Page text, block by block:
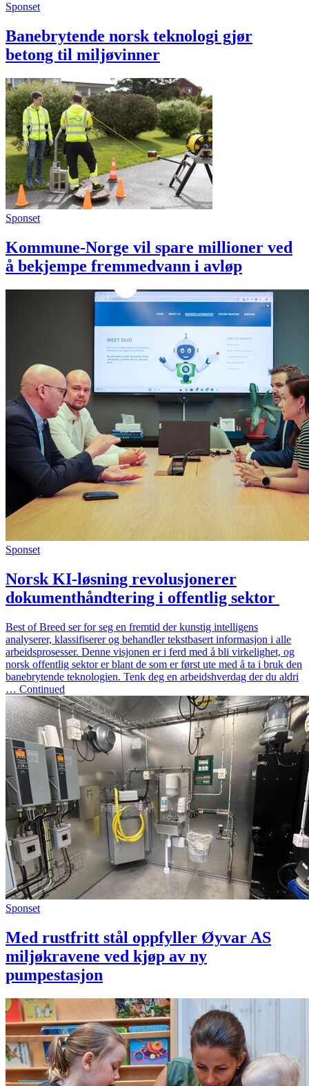
Sponset
Banebrytende norsk teknologi gjør
betong til miljøvinner
Sponset
Kommune-Norge vil spare millioner ved
å bekjempe fremmedvann i avløp
Sponset
Norsk KI-løsning revolusjonerer
dokumenthåndtering i offentlig sektor
Best of Breed ser for seg en fremtid der kunstig intelligens
analyserer, klassifiserer og behandler tekstbasert informasjon i alle
arbeidsprosesser. Denne visjonen er i ferd med å bli virkelighet, og
norsk offentlig sektor er blant de som er først ute med å ta i bruk den
banebrytende teknologien. Tenk deg en arbeidshverdag der du aldri
… Continued
Sponset
Med rustfritt stål oppfyller Øyvar AS
miljøkravene ved kjøp av ny
pumpestasjon